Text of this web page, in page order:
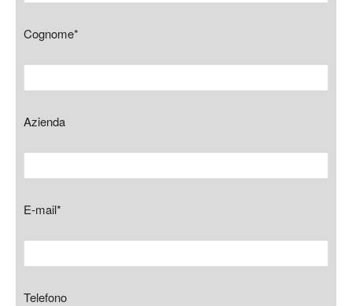
Cognome*
Azienda
E-mail*
Telefono